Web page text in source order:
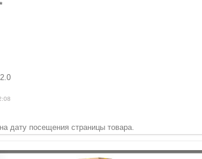
дату посещения страницы товара.